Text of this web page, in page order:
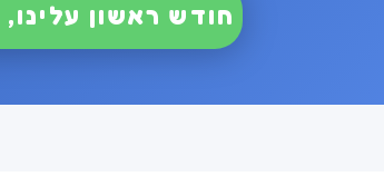
חודש ראשון